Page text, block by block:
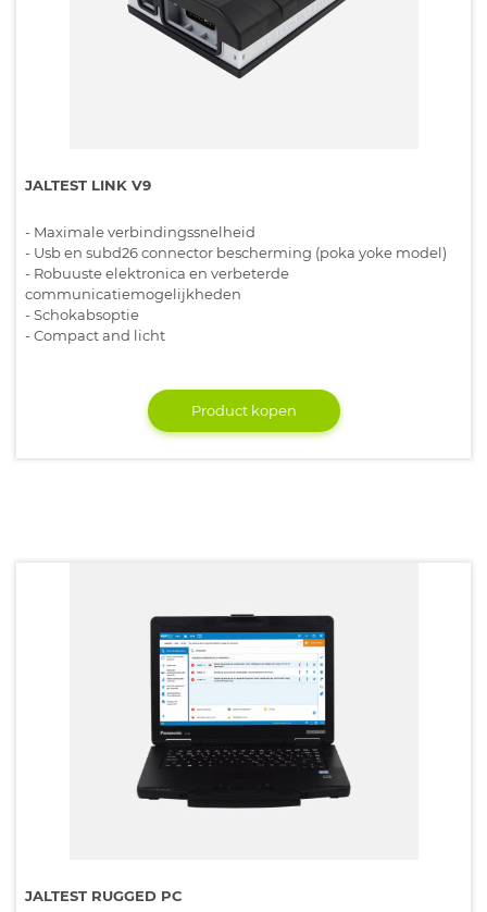
JALTEST LINK V9
- Maximale verbindingssnelheid
- Usb en subd26 connector bescherming (poka yoke model)
- Robuuste elektronica en verbeterde
communicatiemogelijkheden
- Schokabsoptie
- Compact and licht
Product kopen
JALTEST RUGGED PC